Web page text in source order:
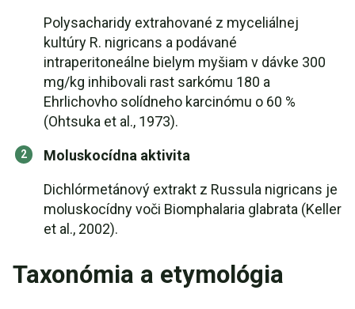
Polysacharidy extrahované z myceliálnej
kultúry R. nigricans a podávané
intraperitoneálne bielym myšiam v dávke 300
mg/kg inhibovali rast sarkómu 180 a
Ehrlichovho solídneho karcinómu o 60 %
(Ohtsuka et al., 1973).
Moluskocídna aktivita
Dichlórmetánový extrakt z Russula nigricans je
moluskocídny voči Biomphalaria glabrata (Keller
et al., 2002).
Taxonómia a etymológia